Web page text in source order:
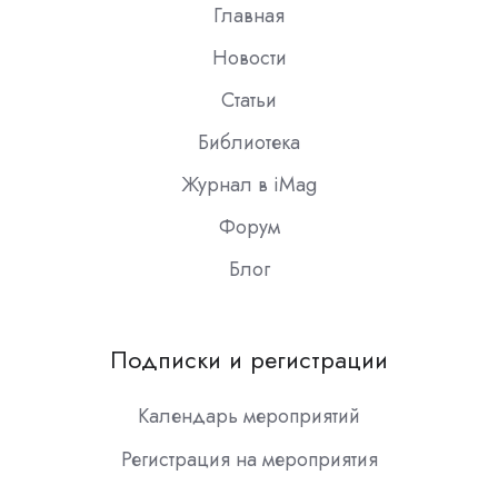
Главная
Новости
Статьи
Библиотека
Журнал в iMag
Форум
Блог
Подписки и регистрации
Календарь мероприятий
Регистрация на мероприятия